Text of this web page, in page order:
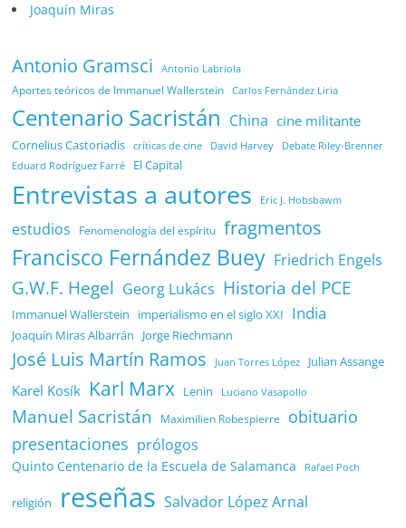
Joaquín Miras
Antonio Gramsci Antonio Labriola
Aportes teóricos de Immanuel Wallerstein Carlos Fernández Liria
Centenario Sacristán China cine militante
Cornelius Castoriadis críticas de cine David Harvey Debate Riley-Brenner
Eduard Rodríguez Farré El Capital
Entrevistas a autores Eric J. Hobsbawm
estudios Fenomenología del espíritu fragmentos
Francisco Fernández Buey Friedrich Engels
G.W.F. Hegel Georg Lukács Historia del PCE
Immanuel Wallerstein imperialismo en el siglo XXI India
Joaquín Miras Albarrán Jorge Riechmann
José Luis Martín Ramos Juan Torres López Julian Assange
Karel Kosík Karl Marx Lenin Luciano Vasapollo
Manuel Sacristán Maximilien Robespierre
obituario
presentaciones prólogos
Quinto Centenario de la Escuela de Salamanca Rafael Poch
religión reseñas Salvador López Arnal